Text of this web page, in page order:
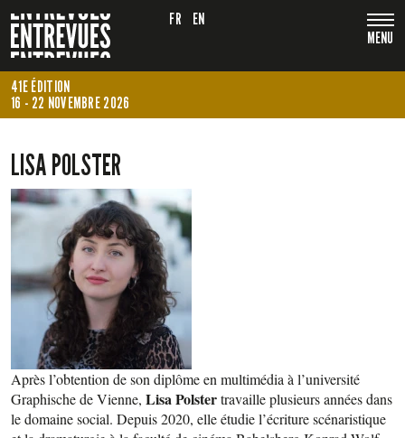
MENU
FR EN
41E ÉDITION
16 - 22 NOVEMBRE 2026
LISA POLSTER
Après l’obtention de son diplôme en multimédia à l’université
Graphische de Vienne, Lisa Polstertravaille plusieurs années dans
le domaine social. Depuis 2020, elle étudie l’écriture scénaristique